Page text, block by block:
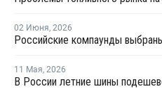
02 Июня, 2026
11 Мая, 2026
В России летние шины